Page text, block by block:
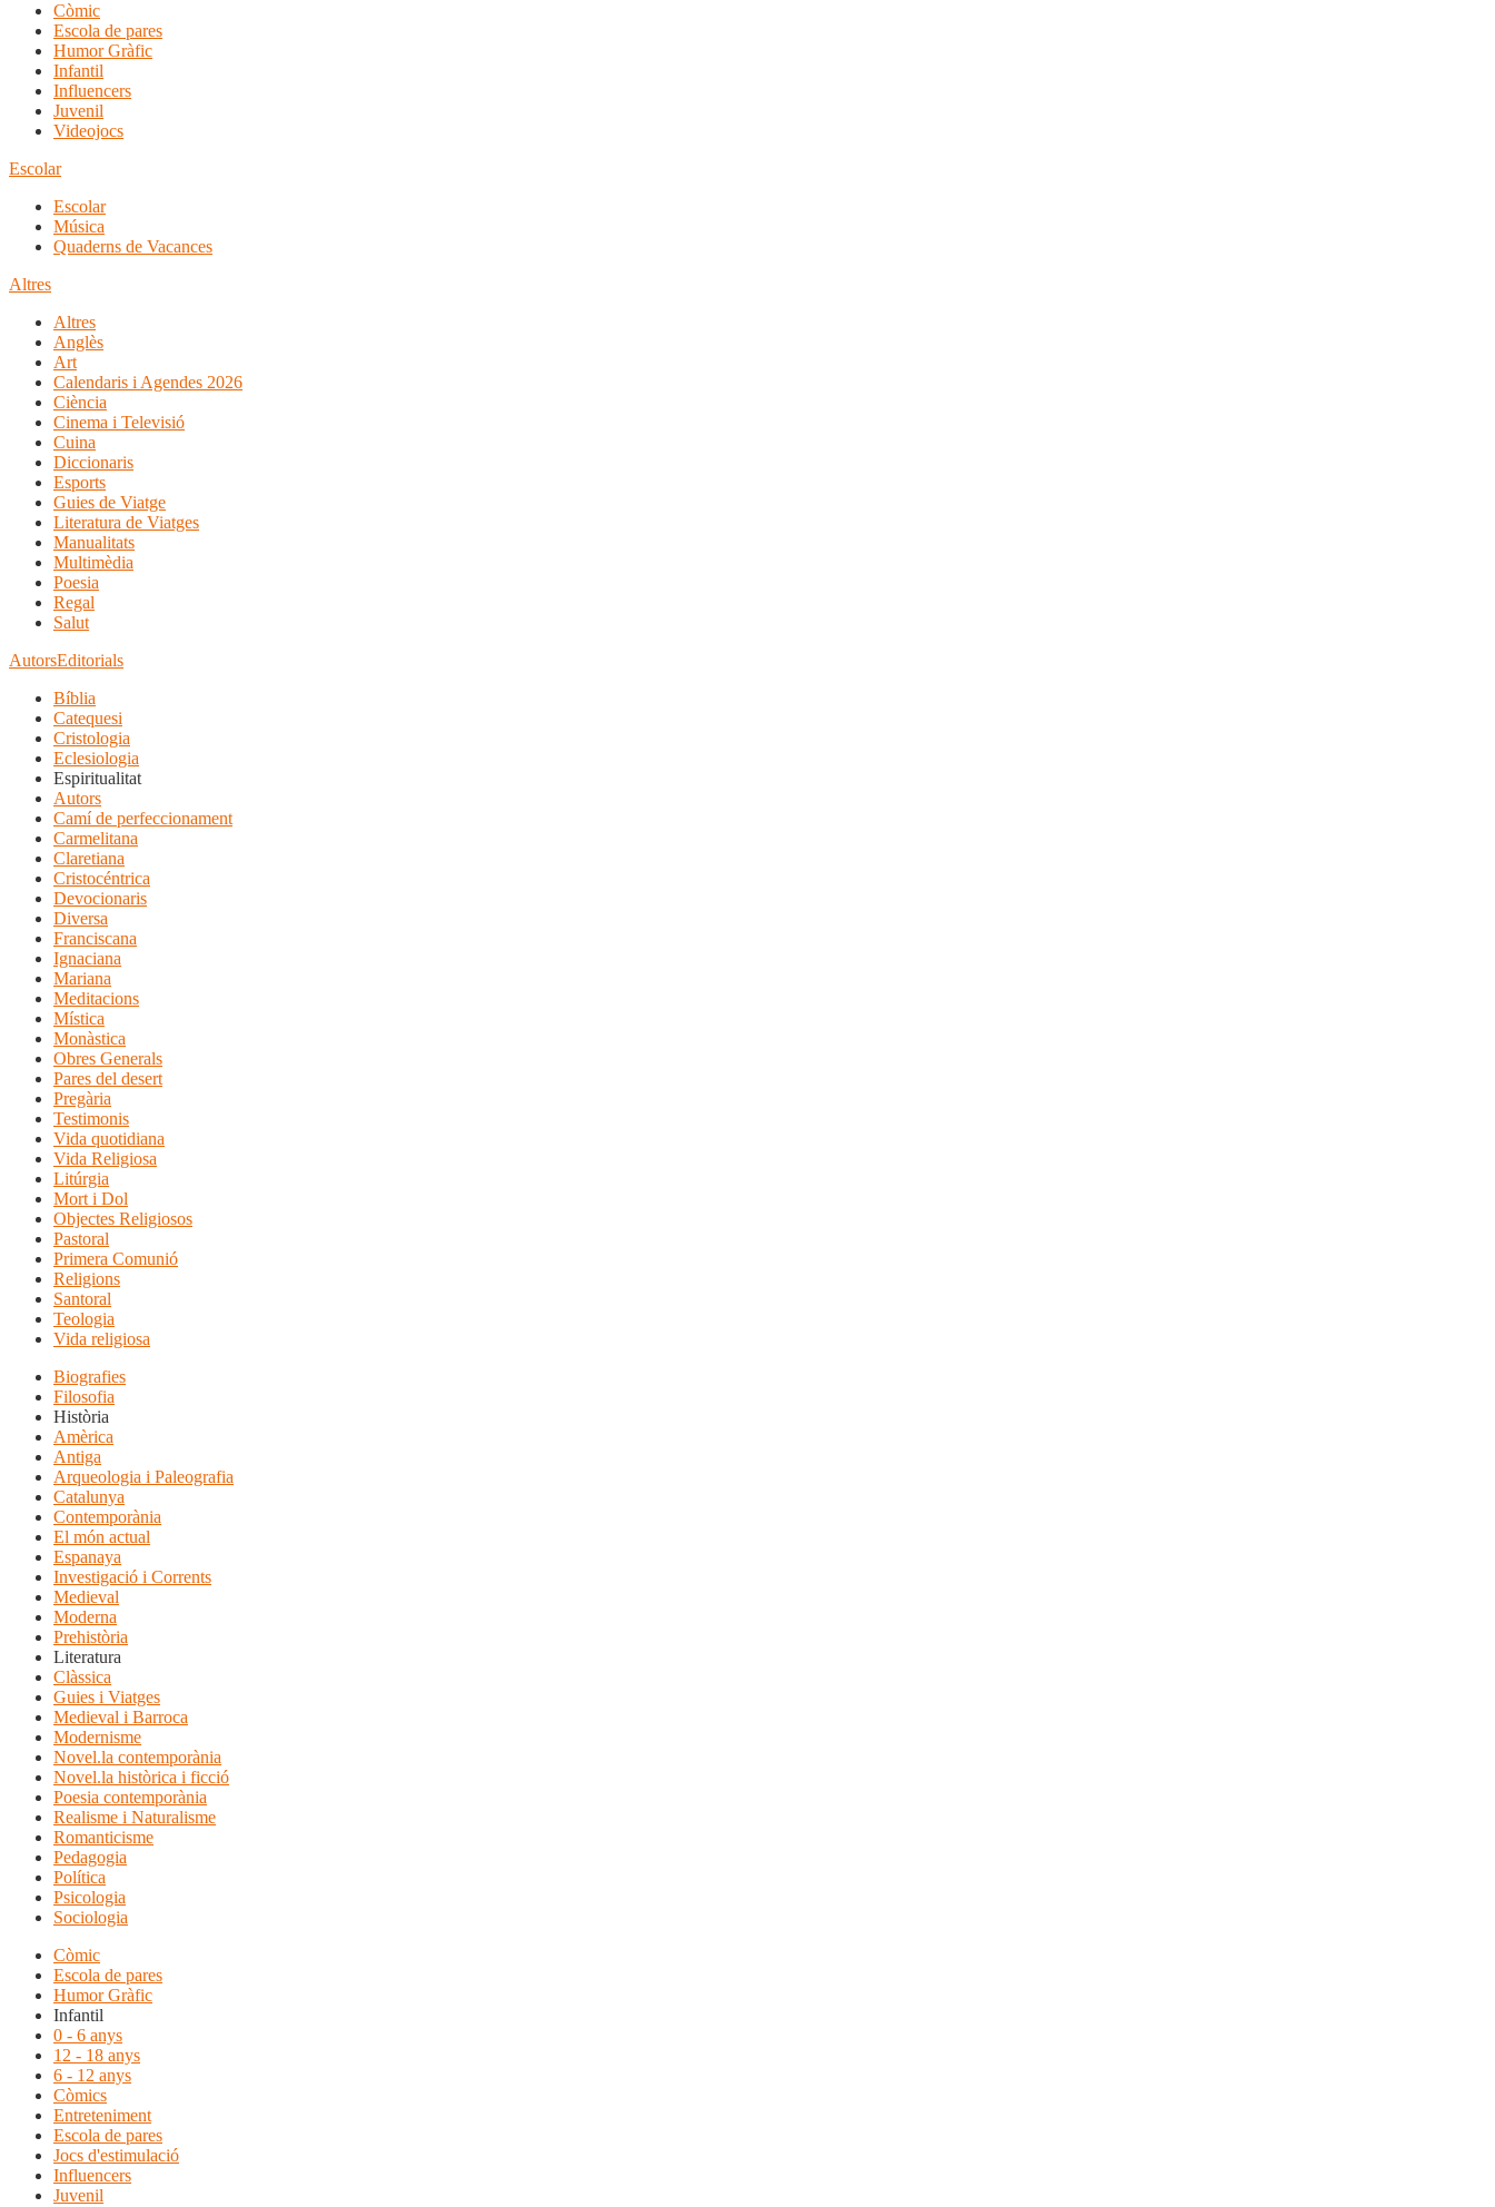
Còmic
Escola de pares
Humor Gràfic
Infantil
Influencers
Juvenil
Videojocs
Escolar
Escolar
Música
Quaderns de Vacances
Altres
Altres
Anglès
Art
Calendaris i Agendes 2026
Ciència
Cinema i Televisió
Cuina
Diccionaris
Esports
Guies de Viatge
Literatura de Viatges
Manualitats
Multimèdia
Poesia
Regal
Salut
AutorsEditorials
Bíblia
Catequesi
Cristologia
Eclesiologia
Espiritualitat
Autors
Camí de perfeccionament
Carmelitana
Claretiana
Cristocéntrica
Devocionaris
Diversa
Franciscana
Ignaciana
Mariana
Meditacions
Mística
Monàstica
Obres Generals
Pares del desert
Pregària
Testimonis
Vida quotidiana
Vida Religiosa
Litúrgia
Mort i Dol
Objectes Religiosos
Pastoral
Primera Comunió
Religions
Santoral
Teologia
Vida religiosa
Biografies
Filosofia
Història
Amèrica
Antiga
Arqueologia i Paleografia
Catalunya
Contemporània
El món actual
Espanaya
Investigació i Corrents
Medieval
Moderna
Prehistòria
Literatura
Clàssica
Guies i Viatges
Medieval i Barroca
Modernisme
Novel.la contemporània
Novel.la històrica i ficció
Poesia contemporània
Realisme i Naturalisme
Romanticisme
Pedagogia
Política
Psicologia
Sociologia
Còmic
Escola de pares
Humor Gràfic
Infantil
0 - 6 anys
12 - 18 anys
6 - 12 anys
Còmics
Entreteniment
Escola de pares
Jocs d'estimulació
Influencers
Juvenil